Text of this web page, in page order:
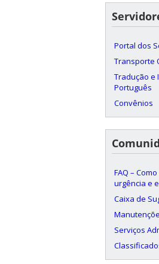
Portal dos
Transporte
Tradução e
Português
Convênios
FAQ –
urgência e
Caixa de
Serviços